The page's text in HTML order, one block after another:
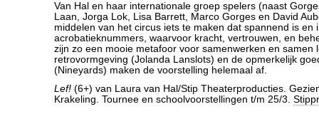
Van Hal en haar internationale groep spelers (naast
Laan, Jorga Lok, Lisa Barrett, Marco Gorges en David
middelen van het circus iets te maken dat spannend is en
acrobatieknummers, waarvoor kracht, vertrouwen, en
zijn zo een mooie metafoor voor samenwerken en samen
retrovormgeving (Jolanda Lanslots) en de opmerkelijk
(Nineyards) maken de voorstelling helemaal af.
Lef! (6+) van Laura van Hal/Stip Theaterproducties.
Krakeling. Tournee en schoolvoorstellingen t/m 25/3.